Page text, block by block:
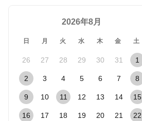
2026年8月
日 月 火 水 木 金 土
26 27 28 29 30 31 1
2 3 4 5 6 7 8
9 10 11 12 13 14 15
16 17 18 19 20 21 22